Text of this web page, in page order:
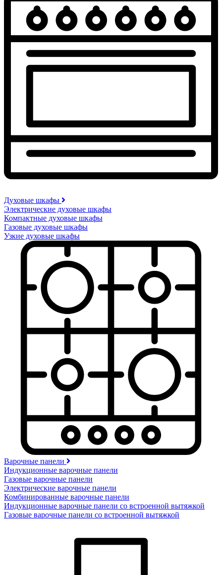
Духовые шкафы
Электрические духовые шкафы
Компактные духовые шкафы
Газовые духовые шкафы
Узкие духовые шкафы
Варочные панели
Индукционные варочные панели
Газовые варочные панели
Электрические варочные панели
Комбинированные варочные панели
Индукционные варочные панели со встроенной вытяжкой
Газовые варочные панели со встроенной вытяжкой